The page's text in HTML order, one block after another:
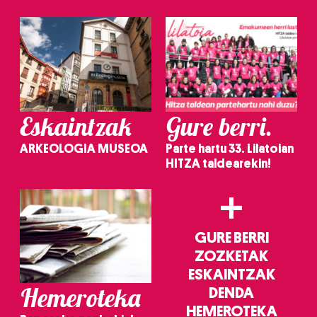
Eskaintzak
ARKEOLOGIA MUSEOA
Gure berri.
Parte hartu 33. Lilatoian
HITZA taldearekin!
Hemeroteka
+
GURE BERRI
ZOZKETAK
ESKAINTZAK
DENDA
HEMEROTEKA